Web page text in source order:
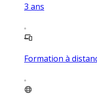
3 ans
Formation à